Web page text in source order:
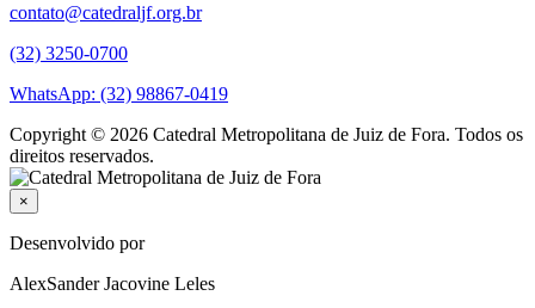
contato@catedraljf.org.br
(32) 3250-0700
WhatsApp: (32) 98867-0419
Copyright © 2026 Catedral Metropolitana de Juiz de Fora. Todos os
direitos reservados.
×
Desenvolvido por
AlexSander Jacovine Leles